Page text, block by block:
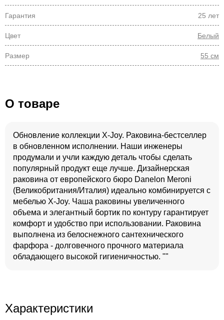
Гарантия 25 лет
Цвет Белый
Размер 55 см
О товаре
Обновление коллекции X-Joy. Раковина-бестселлер
в обновленном исполнении. Наши инженеры
продумали и учли каждую деталь чтобы сделать
популярный продукт еще лучше. Дизайнерская
раковина от европейского бюро Danelon Meroni
(Великобритания/Италия) идеально комбинируется с
мебелью X-Joy. Чаша раковины увеличенного
объема и элегантный бортик по контуру гарантирует
комфорт и удобство при использовании. Раковина
выполнена из белоснежного сантехнического
фарфора - долговечного прочного материала
обладающего высокой гигиеничностью. ""
Характеристики